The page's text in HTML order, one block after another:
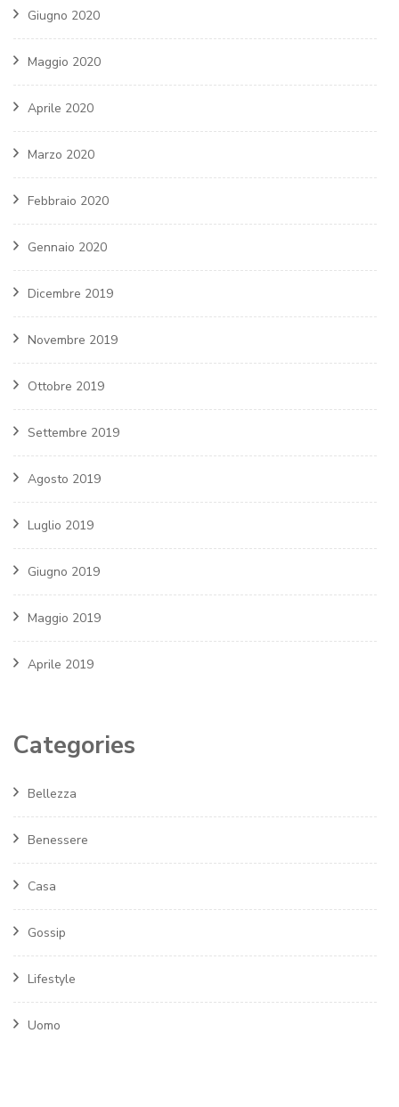
Giugno 2020
Maggio 2020
Aprile 2020
Marzo 2020
Febbraio 2020
Gennaio 2020
Dicembre 2019
Novembre 2019
Ottobre 2019
Settembre 2019
Agosto 2019
Luglio 2019
Giugno 2019
Maggio 2019
Aprile 2019
Categories
Bellezza
Benessere
Casa
Gossip
Lifestyle
Uomo